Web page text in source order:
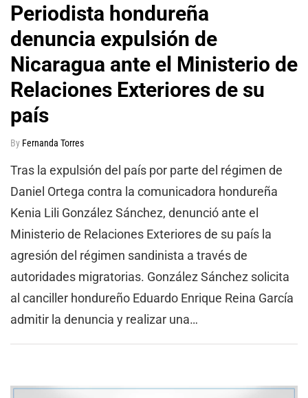
Periodista hondureña
denuncia expulsión de
Nicaragua ante el Ministerio de
Relaciones Exteriores de su
país
By Fernanda Torres
Tras la expulsión del país por parte del régimen de
Daniel Ortega contra la comunicadora hondureña
Kenia Lili González Sánchez, denunció ante el
Ministerio de Relaciones Exteriores de su país la
agresión del régimen sandinista a través de
autoridades migratorias. González Sánchez solicita
al canciller hondureño Eduardo Enrique Reina García
admitir la denuncia y realizar una…